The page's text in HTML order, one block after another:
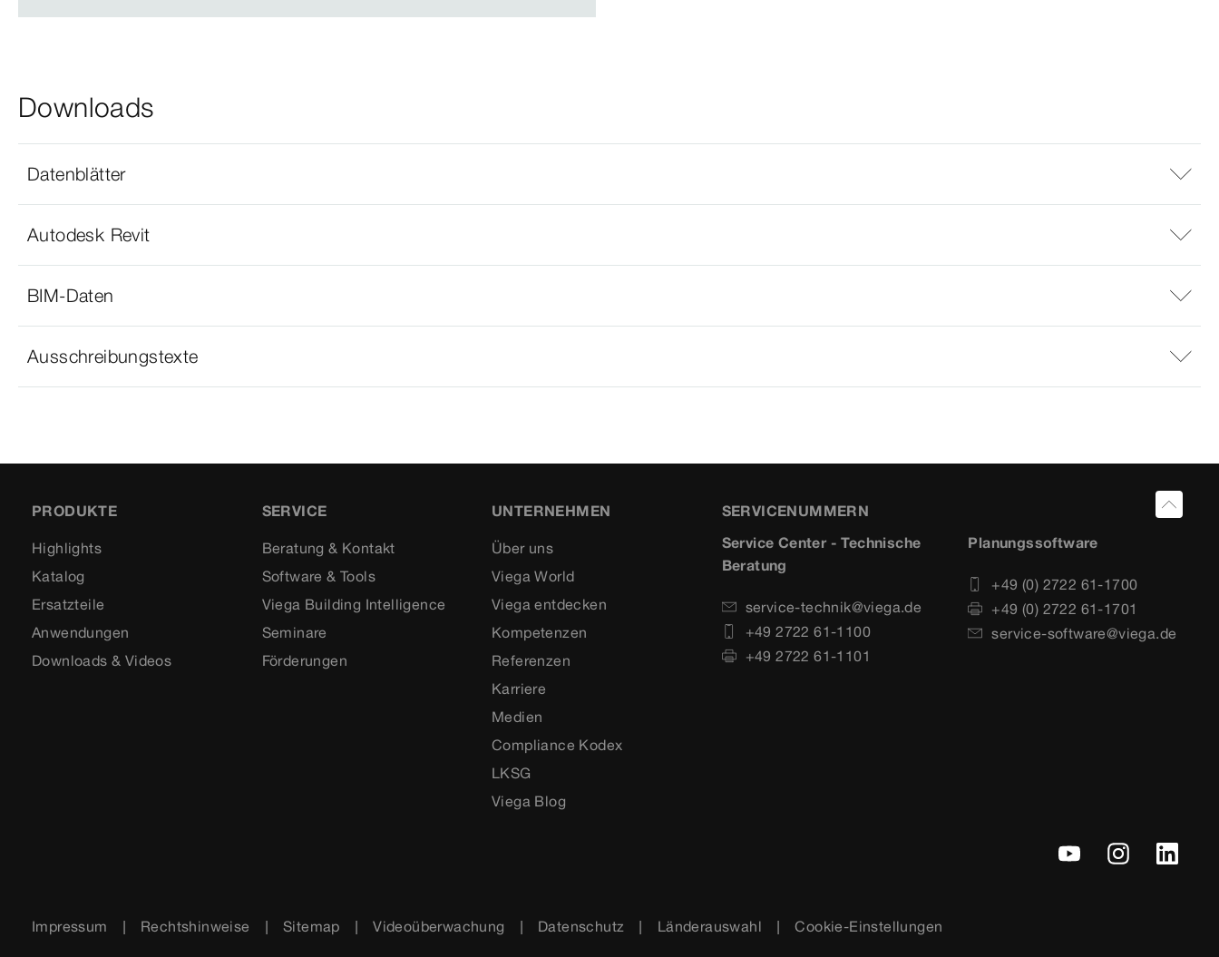
Downloads
Datenblätter
Autodesk Revit
BIM-Daten
Ausschreibungstexte
PRODUKTE
Highlights
Katalog
Ersatzteile
Anwendungen
Downloads & Videos
SERVICE
Beratung & Kontakt
Software & Tools
Viega Building Intelligence
Seminare
Förderungen
UNTERNEHMEN
Über uns
Viega World
Viega entdecken
Kompetenzen
Referenzen
Karriere
Medien
Compliance Kodex
LKSG
Viega Blog
SERVICENUMMERN
Service Center - Technische
Beratung
service-technik@viega.de
+49 2722 61-1100
+49 2722 61-1101
Planungssoftware
+49 (0) 2722 61-1700
+49 (0) 2722 61-1701
service-software@viega.de
Impressum Rechtshinweise Sitemap Videoüberwachung Datenschutz Länderauswahl Cookie-Einstellungen